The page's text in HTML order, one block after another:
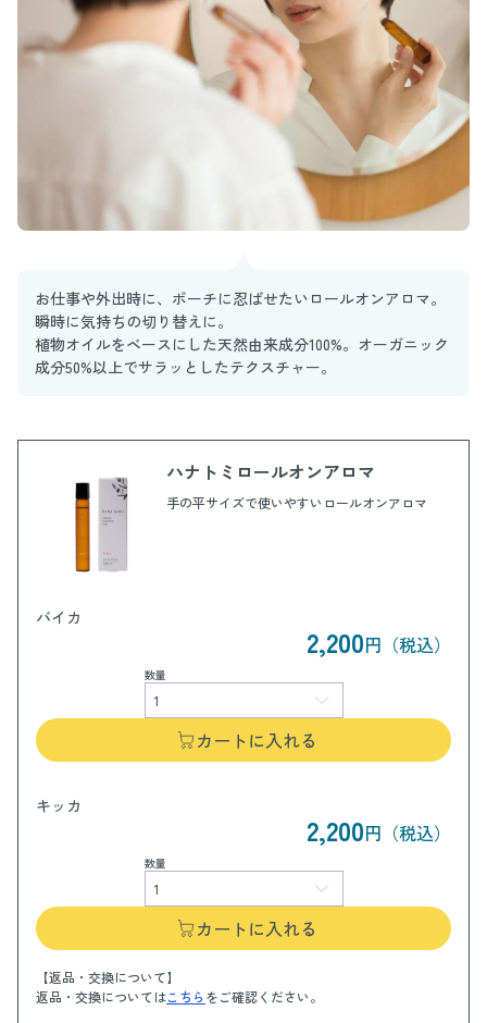
お仕事や外出時に、ポーチに忍ばせたいロールオンアロマ。
瞬時に気持ちの切り替えに。
植物オイルをベースにした天然由来成分100%。オーガニック
成分50%以上でサラッとしたテクスチャー。
ハナトミロールオンアロマ
手の平サイズで使いやすいロールオンアロマ
バイカ
2,200円（税込）
数量
カートに入れる
キッカ
2,200円（税込）
数量
カートに入れる
【返品・交換について】
返品・交換についてはこちらをご確認ください。